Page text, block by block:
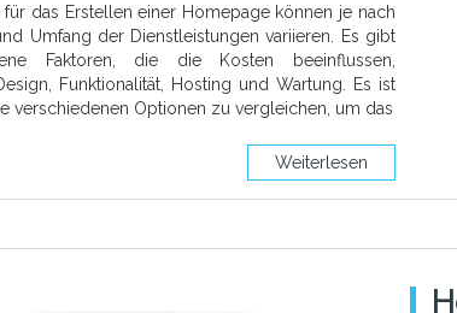
für das Erstellen einer Homepage können je nach
Umfang der Dienstleistungen variieren. Es gibt
Faktoren, die die Kosten beeinflussen,
Funktionalität, Hosting und Wartung. Es ist
verschiedenen Optionen zu vergleichen, um das
Weiterlesen